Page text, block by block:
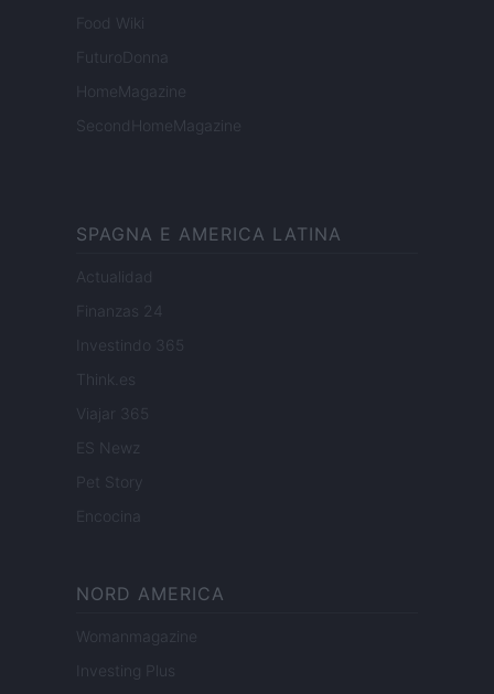
Food Wiki
FuturoDonna
HomeMagazine
SecondHomeMagazine
SPAGNA E AMERICA LATINA
Actualidad
Finanzas 24
Investindo 365
Think.es
Viajar 365
ES Newz
Pet Story
Encocina
NORD AMERICA
Womanmagazine
Investing Plus